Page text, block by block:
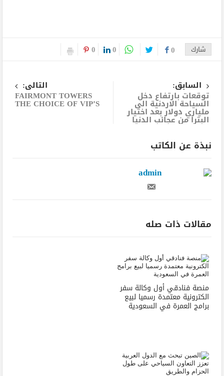
شارك 0
0
0
السابق:
توقعات بارتفاع دخل
السياحة الاردنية الى
ملياري دولار بعد اختيار
البترا من عجائب الدنيا
التالى:
FAIRMONT TOWERS
THE CHOICE OF VIP’S
نبذة عن الكاتب
admin
مقالات ذات صله
منصة فنادقي أول وكالة سفر
الكترونية معتمدة رسميا لبيع
برامج العمرة في السعودية